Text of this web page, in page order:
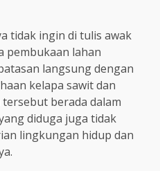
tidak ingin di tulis awak
pembukaan lahan
langsung dengan
kelapa sawit dan
berada dalam
diduga juga tidak
lingkungan hidup dan